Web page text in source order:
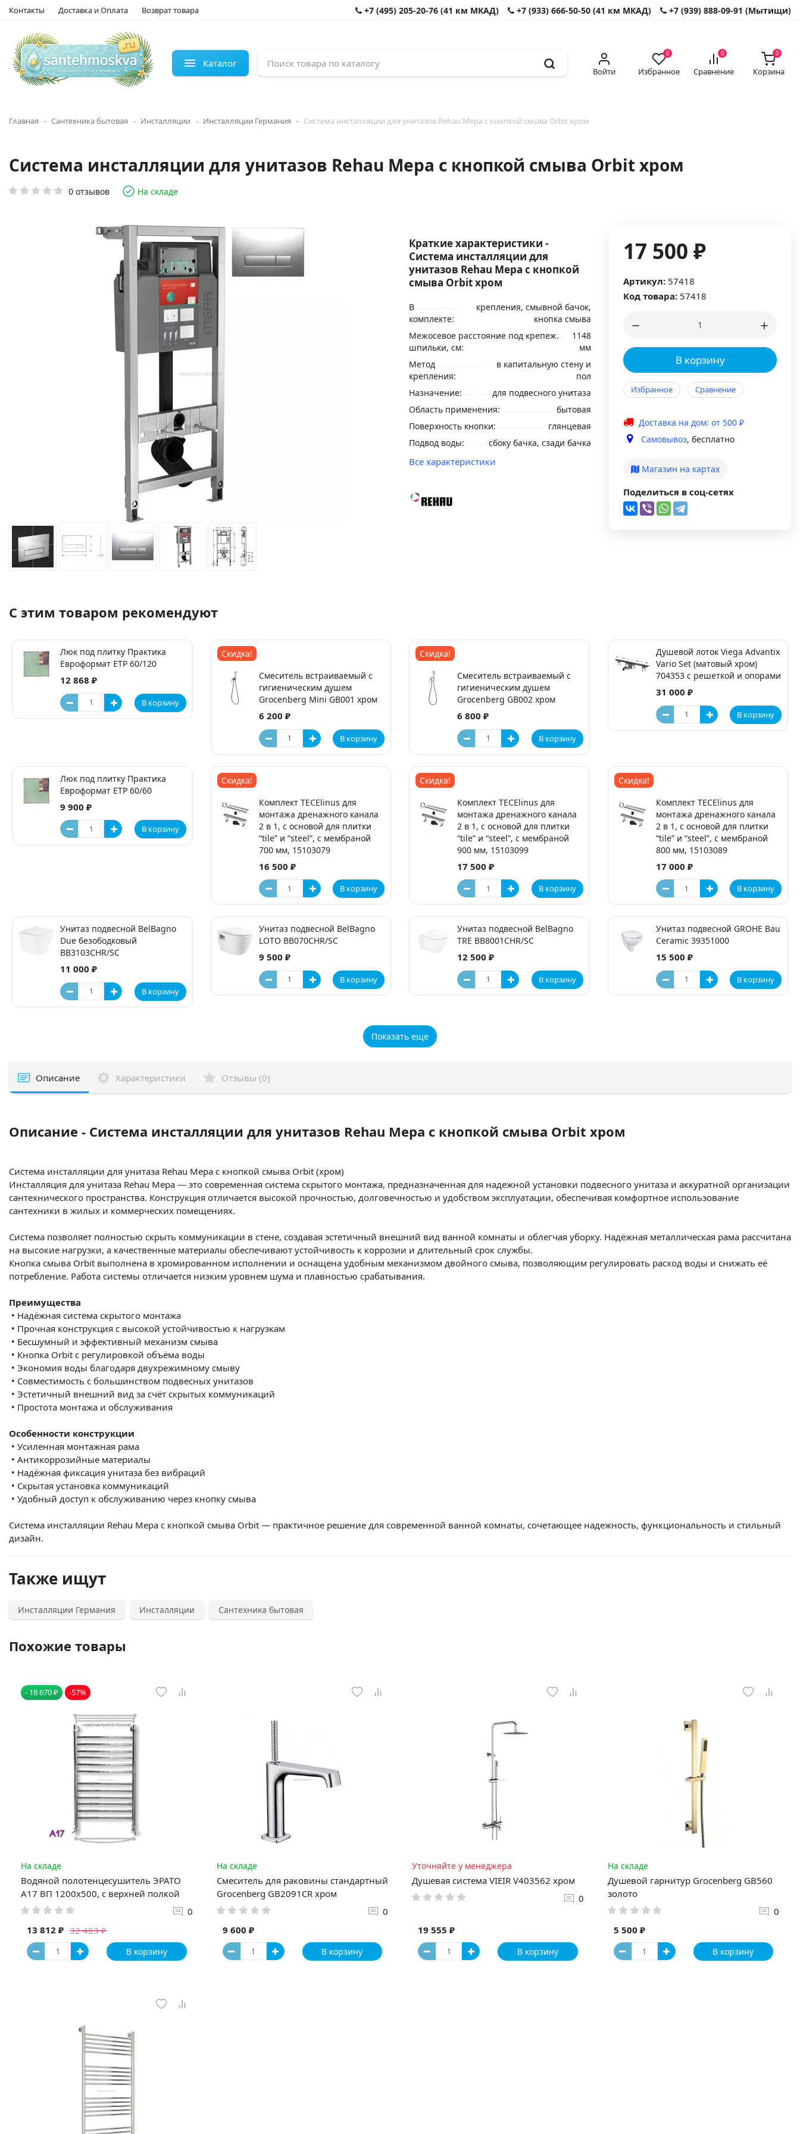
Контакты Доставка и Оплата Возврат товара +7 (495) 205-20-76 (41 км МКАД) +7 (933) 666-50-50 (41 км МКАД) +7 (939) 888-09-91 (Мытищи)
Каталог
Войти
0
Избранное
0
Сравнение
0
Корзина
Главная Сантехника бытовая Инсталляции Инсталляции Германия Система инсталляции для унитазов Rehau Mepa с кнопкой смыва Orbit хром
Система инсталляции для унитазов Rehau Mepa с кнопкой смыва Orbit хром
0 отзывов На складе
17 500 ₽
Артикул: 57418
Код товара: 57418
В корзину
Избранное Сравнение
Доставка на дом: от 500 ₽
Самовывоз, бесплатно
Магазин на картах
Поделиться в соц-сетях
Краткие характеристики -
Система инсталляции для
унитазов Rehau Mepa с кнопкой
смыва Orbit хром
В
комплекте:
крепления, смывной бачок,
кнопка смыва
Межосевое расстояние под крепеж.
шпильки, см:
1148
мм
Метод
крепления:
в капитальную стену и
пол
Назначение:
для подвесного унитаза
Область применения:
бытовая
Поверхность кнопки:
глянцевая
Подвод воды:
сбоку бачка, сзади бачка
Все характеристики
С этим товаром рекомендуют
Люк под плитку Практика
Евроформат ЕТР 60/120
12 868 ₽
В корзину
Скидка!
Смеситель встраиваемый с
гигиеническим душем
Grocenberg Mini GB001 хром
6 200 ₽
В корзину
Скидка!
Смеситель встраиваемый с
гигиеническим душем
Grocenberg GB002 хром
6 800 ₽
В корзину
Душевой лоток Viega Advantix
Vario Set (матовый хром)
704353 с решеткой и опорами
31 000 ₽
В корзину
Люк под плитку Практика
Евроформат ЕТР 60/60
9 900 ₽
В корзину
Скидка!
Комплект TECElinus для
монтажа дренажного канала
2 в 1, с основой для плитки
“tile” и “steel”, с мембраной
700 мм, 15103079
16 500 ₽
В корзину
Скидка!
Комплект TECElinus для
монтажа дренажного канала
2 в 1, с основой для плитки
“tile” и “steel”, с мембраной
900 мм, 15103099
17 500 ₽
В корзину
Скидка!
Комплект TECElinus для
монтажа дренажного канала
2 в 1, с основой для плитки
“tile” и “steel”, с мембраной
800 мм, 15103089
17 000 ₽
В корзину
Унитаз подвесной BelBagno
Due безободковый
BB3103CHR/SC
11 000 ₽
В корзину
Унитаз подвесной BelBagno
LOTO BB070CHR/SC
9 500 ₽
В корзину
Унитаз подвесной BelBagno
TRE BB8001CHR/SC
12 500 ₽
В корзину
Унитаз подвесной GROHE Bau
Ceramic 39351000
15 500 ₽
В корзину
Показать еще
Описание Характеристики Отзывы (0)
Описание - Система инсталляции для унитазов Rehau Mepa с кнопкой смыва Orbit хром
Система инсталляции для унитаза Rehau Mepa с кнопкой смыва Orbit (хром)
Инсталляция для унитаза Rehau Mepa — это современная система скрытого монтажа, предназначенная для надежной установки подвесного унитаза и аккуратной организации
сантехнического пространства. Конструкция отличается высокой прочностью, долговечностью и удобством эксплуатации, обеспечивая комфортное использование
сантехники в жилых и коммерческих помещениях.
Система позволяет полностью скрыть коммуникации в стене, создавая эстетичный внешний вид ванной комнаты и облегчая уборку. Надёжная металлическая рама рассчитана
на высокие нагрузки, а качественные материалы обеспечивают устойчивость к коррозии и длительный срок службы.
Кнопка смыва Orbit выполнена в хромированном исполнении и оснащена удобным механизмом двойного смыва, позволяющим регулировать расход воды и снижать её
потребление. Работа системы отличается низким уровнем шума и плавностью срабатывания.
Преимущества
• Надёжная система скрытого монтажа
• Прочная конструкция с высокой устойчивостью к нагрузкам
• Бесшумный и эффективный механизм смыва
• Кнопка Orbit с регулировкой объёма воды
• Экономия воды благодаря двухрежимному смыву
• Совместимость с большинством подвесных унитазов
• Эстетичный внешний вид за счёт скрытых коммуникаций
• Простота монтажа и обслуживания
Особенности конструкции
• Усиленная монтажная рама
• Антикоррозийные материалы
• Надёжная фиксация унитаза без вибраций
• Скрытая установка коммуникаций
• Удобный доступ к обслуживанию через кнопку смыва
Система инсталляции Rehau Mepa с кнопкой смыва Orbit — практичное решение для современной ванной комнаты, сочетающее надежность, функциональность и стильный
дизайн.
Также ищут
Инсталляции Германия Инсталляции Сантехника бытовая
Похожие товары
- 18 670 ₽ -57%
На складе
Водяной полотенцесушитель ЭРАТО
А17 ВП 1200x500, с верхней полкой
0
32 483 ₽
13 812 ₽
В корзину
На складе
Смеситель для раковины стандартный
Grocenberg GB2091CR хром
0
9 600 ₽
В корзину
Уточняйте у менеджера
Душевая система VIEIR V403562 хром
0
19 555 ₽
В корзину
На складе
Душевой гарнитур Grocenberg GB560
золото
0
5 500 ₽
В корзину